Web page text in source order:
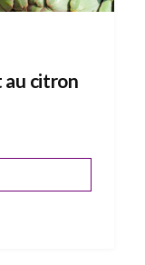
au citron